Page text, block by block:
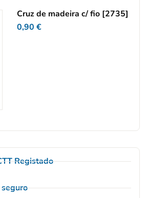
Cruz de madeira c/ fio [2735]
0,90€
Registado